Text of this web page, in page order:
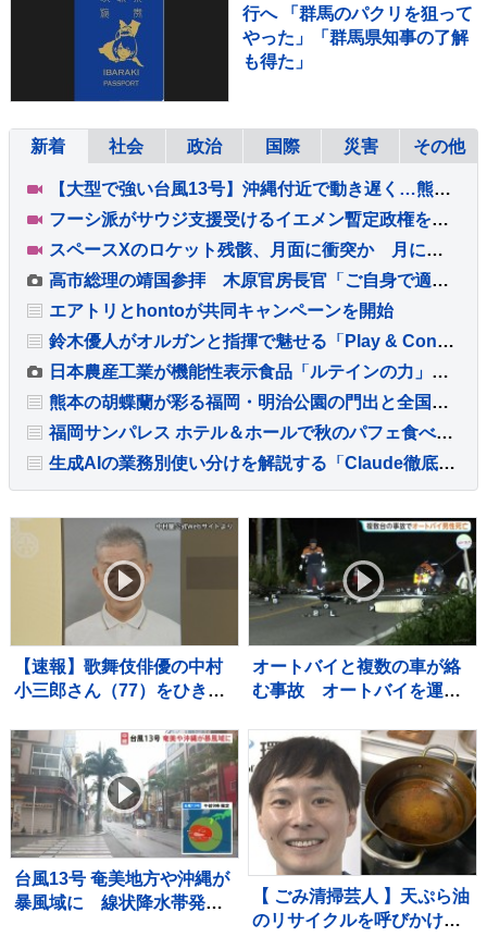
行へ 「群馬のパクリを狙って
やった」「群馬県知事の了解
も得た」
新着 社会 政治 国際 災害 その他
【大型で強い台風13号】沖縄付近で動き遅く…熊本では36℃の猛烈な暑さも さらに台風15号が来週火曜～水曜ごろ北日本や関東に近づくおそれ【気象予報士解説】
フーシ派がサウジ支援受けるイエメン暫定政権を攻撃 少なくとも45人死亡 イラン革命防衛隊の指揮のもと近くサウジ攻撃の可能性も
スペースXのロケット残骸、月面に衝突か 月に探査機を届けたあと役目を終えたロケットの一部が宇宙空間に漂流していた
高市総理の靖国参拝 木原官房長官「ご自身で適切に判断」
エアトリとhontoが共同キャンペーンを開始
鈴木優人がオルガンと指揮で魅せる「Play & Conduct」公演とプレリュード・レクチャー開催
日本農産工業が機能性表示食品「ルテインの力」を8月発売
熊本の胡蝶蘭が彩る福岡・明治公園の門出と全国へ広がるフラワーリレー
福岡サンパレス ホテル＆ホールで秋のパフェ食べ放題を開催
生成AIの業務別使い分けを解説する「Claude徹底解説」公開
【速報】歌舞伎俳優の中村
小三郎さん（77）をひき逃
京・新宿区の路上で歩行者
の20代女性をはねてけがを
させたうえ、そのまま逃走
か 警視庁
オートバイと複数の車が絡
む事故 オートバイを運転
亡 当初警察は現場から車
が立ち去ったとみて捜査
も その後ひき逃げの可能性
は低く
台風13号 奄美地方や沖縄が
暴風域に 線状降水帯発生
【 ごみ清掃芸人 】天ぷら油
のリサイクルを呼びかけ